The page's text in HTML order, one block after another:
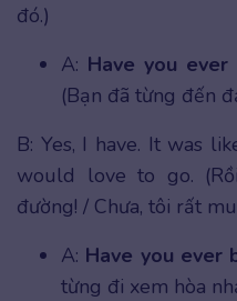
đó.)
A: Have you
(Bạn đã từng đến
B: Yes, I have. It was
would love to go.
đường! / Chưa, tôi rất
A: Have you ever
từng đi xem hòa